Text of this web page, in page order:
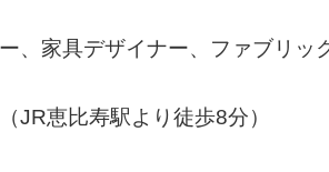
、家具デザイナー、ファブリッ
JR恵⽐寿駅より徒歩8分）